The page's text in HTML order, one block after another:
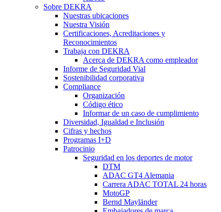
Sobre DEKRA
Nuestras ubicaciones
Nuestra Visión
Certificaciones, Acreditaciones y
Reconocimientos
Trabaja con DEKRA
Acerca de DEKRA como empleador
Informe de Seguridad Vial
Sostenibilidad corporativa
Compliance
Organización
Código ético
Informar de un caso de cumplimiento
Diversidad, Igualdad e Inclusión
Cifras y hechos
Programas I+D
Patrocinio
Seguridad en los deportes de motor
DTM
ADAC GT4 Alemania
Carrera ADAC TOTAL 24 horas
MotoGP
Bernd Mayländer